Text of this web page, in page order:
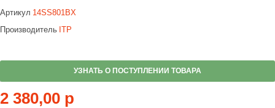
Артикул 14SS801BX
Производитель ITP
УЗНАТЬ О ПОСТУПЛЕНИИ ТОВАРА
2 380,00 р